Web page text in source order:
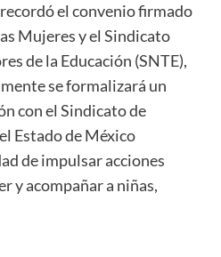
el convenio firmado
Mujeres y el Sindicato
de la Educación (SNTE),
se formalizará un
con el Sindicato de
Estado de México
de impulsar acciones
y acompañar a niñas,